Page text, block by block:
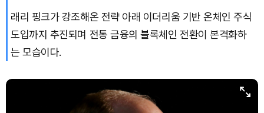
Hyperliquid (HYPE)
(+1.09%)
래리 핑크가 강조해온 전략 아래 이더리움 기반 온체인 주식
도입까지 추진되며 전통 금융의 블록체인 전환이 본격화하
는 모습이다.